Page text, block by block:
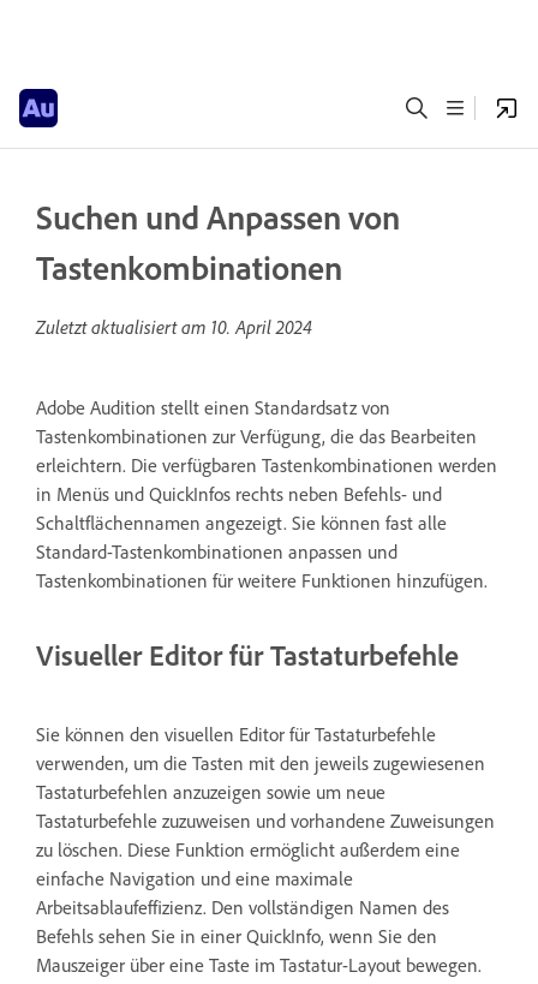
Suchen und Anpassen von
Tastenkombinationen
Zuletzt aktualisiert am 10. April 2024
Adobe Audition stellt einen Standardsatz von
Tastenkombinationen zur Verfügung, die das Bearbeiten
erleichtern. Die verfügbaren Tastenkombinationen werden
in Menüs und QuickInfos rechts neben Befehls- und
Schaltflächennamen angezeigt. Sie können fast alle
Standard-Tastenkombinationen anpassen und
Tastenkombinationen für weitere Funktionen hinzufügen.
Visueller Editor für Tastaturbefehle
Sie können den visuellen Editor für Tastaturbefehle
verwenden, um die Tasten mit den jeweils zugewiesenen
Tastaturbefehlen anzuzeigen sowie um neue
Tastaturbefehle zuzuweisen und vorhandene Zuweisungen
zu löschen. Diese Funktion ermöglicht außerdem eine
einfache Navigation und eine maximale
Arbeitsablaufeffizienz. Den vollständigen Namen des
Befehls sehen Sie in einer QuickInfo, wenn Sie den
Mauszeiger über eine Taste im Tastatur-Layout bewegen.